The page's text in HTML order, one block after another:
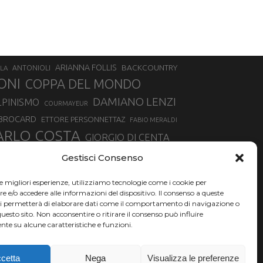
Gestisci Consenso
migliori esperienze, utilizziamo tecnologie come i cookie per
e/o accedere alle informazioni del dispositivo. Il consenso a queste
permetterà di elaborare dati come il comportamento di navigazione o
sito. Non acconsentire o ritirare il consenso può influire
su alcune caratteristiche e funzioni.
Nega Visualizza le preferenze
ANTONIOLI ARIANNA FOLLIS
BACKCOUNTRY
COPPA DEL MONDO
COURMAYEUR DAMIANO LENZI
ETTORE PERSONNETTAZ FABIO MERALDI
COSTA GIORGIO DI CENTA
LUCA MATTEOTTI MADONNA DI CAMPIGLIO
NAZIONALE DI SCIALPINISMO NORVEGIA
PSL RAFFAELLA TEMPESTA
BERTAGNA SIMONE DEROMEDIS SKIALPDEIPARCHI
TRANSCAVALLO